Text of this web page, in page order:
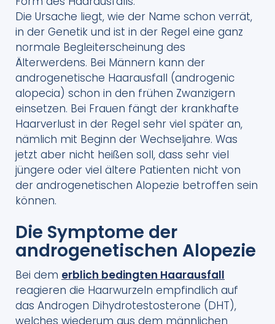
Die Ursache liegt, wie der Name schon verrät,
in der Genetik und ist in der Regel eine ganz
normale Begleiterscheinung des
Älterwerdens. Bei Männern kann der
androgenetische Haarausfall (androgenic
alopecia) schon in den frühen Zwanzigern
einsetzen. Bei Frauen fängt der krankhafte
Haarverlust in der Regel sehr viel später an,
nämlich mit Beginn der Wechseljahre. Was
jetzt aber nicht heißen soll, dass sehr viel
jüngere oder viel ältere Patienten nicht von
der androgenetischen Alopezie betroffen sein
können.
Die Symptome der
androgenetischen Alopezie
Bei dem erblich bedingten Haarausfall
reagieren die Haarwurzeln empfindlich auf
das Androgen Dihydrotestosterone (DHT),
welches wiederum aus dem männlichen